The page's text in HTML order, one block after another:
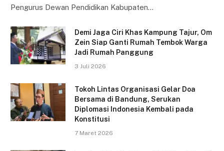
Pengurus Dewan Pendidikan Kabupaten…
Demi Jaga Ciri Khas Kampung Tajur, Om
Zein Siap Ganti Rumah Tembok Warga
Jadi Rumah Panggung
3 Juli 2026
Tokoh Lintas Organisasi Gelar Doa
Bersama di Bandung, Serukan
Diplomasi Indonesia Kembali pada
Konstitusi
7 Maret 2026